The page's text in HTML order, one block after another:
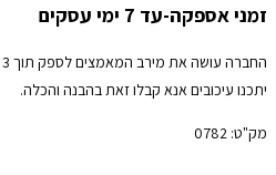
זמני אספקה-עד 7 ימי עסקים
יתכנו עיכובים אנא קבלו זאת בהבנה והכלה.
מק"ט: 0782